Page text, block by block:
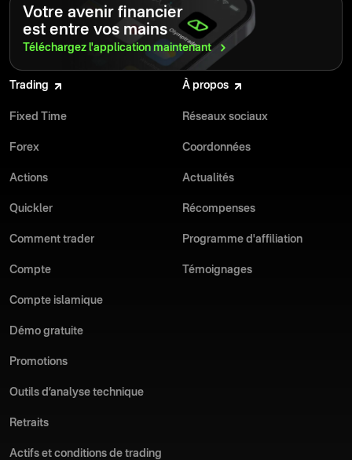
et abordable à vos fonds pour chaque trader.
millions de traders retirent des fonds en toute sécurité chaque
jour. Les plafonds de retrait maximum sont suffisamment élevés
pour convenir aussi bien aux débutants qu’aux traders
Si vous rencontrez un problème de retrait, notre équipe
d’assistance multilingue disponible 24h/24 et 7j/7 est là pour vous
Votre avenir financier
est entre vos mains
Téléchargez l'applicationmaintenant
Trading
Fixed Time
Forex
Actions
Quickler
Comment trader
Compte
Compte islamique
Démo gratuite
Promotions
Outils d’analyse technique
Retraits
Actifs et conditions de trading
À propos
Réseaux sociaux
Coordonnées
Actualités
Récompenses
Programme d'affiliation
Témoignages